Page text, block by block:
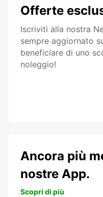
Offerte
Iscriviti alla nostra
sempre aggiornato
beneficiare di uno
noleggio!
Ancora più
nostre App.
Scopri di più